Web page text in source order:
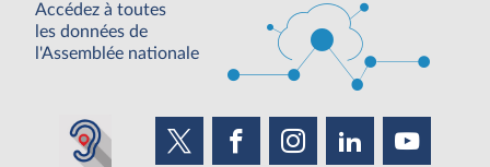
Accédez à toutes
les données de
l'Assemblée nationale